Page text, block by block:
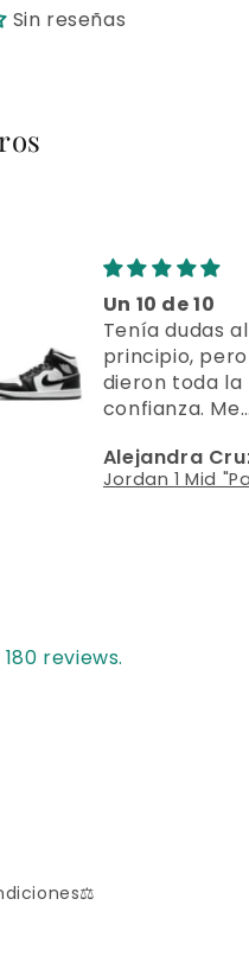
Sin reseñas
Un 10 de 10
Tenía dudas al
principio, pero me
dieron toda la
confianza. Me
del empaque.
Alejandra Cruz
Jordan 1 Mid "Panda"
reviews.